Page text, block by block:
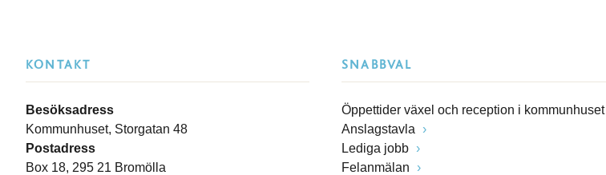
KONTAKT
Besöksadress
Kommunhuset, Storgatan 48
Postadress
Box 18, 295 21 Bromölla
SNABBVAL
Öppettider växel och reception i kommunhuset
Anslagstavla
Lediga jobb
Felanmälan